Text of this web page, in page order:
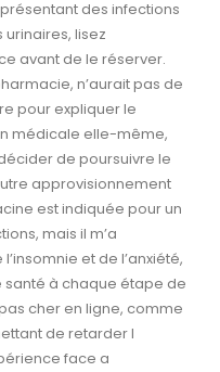
des infections
lisez
avant de le réserver.
n’aurait pas de
pour expliquer le
médicale elle-même,
de poursuivre le
approvisionnement
est indiquée pour un
mais il m’a
et de l’anxiété,
santé à chaque étape de
cher en ligne, comme
de retarder l
face a